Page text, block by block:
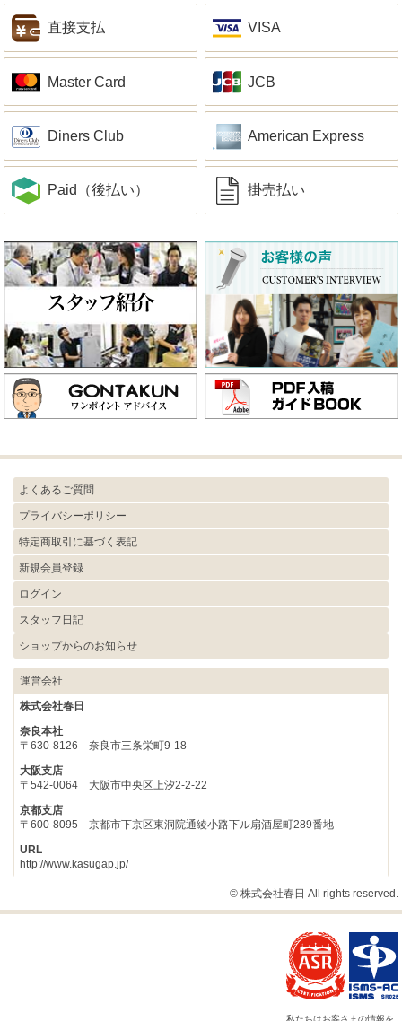
直接支払 VISA
Master Card JCB
Diners Club American Express
Paid（後払い） 掛売払い
よくあるご質問
プライバシーポリシー
特定商取引に基づく表記
新規会員登録
ログイン
スタッフ日記
ショップからのお知らせ
運営会社
株式会社春日
奈良本社
〒630-8126 奈良市三条栄町9-18
大阪支店
〒542-0064 大阪市中央区上汐2-2-22
京都支店
〒600-8095 京都市下京区東洞院通綾小路下ル扇酒屋町289番地
URL
http://www.kasugap.jp/
© 株式会社春日 All rights reserved.
私たちはお客さまの情報を